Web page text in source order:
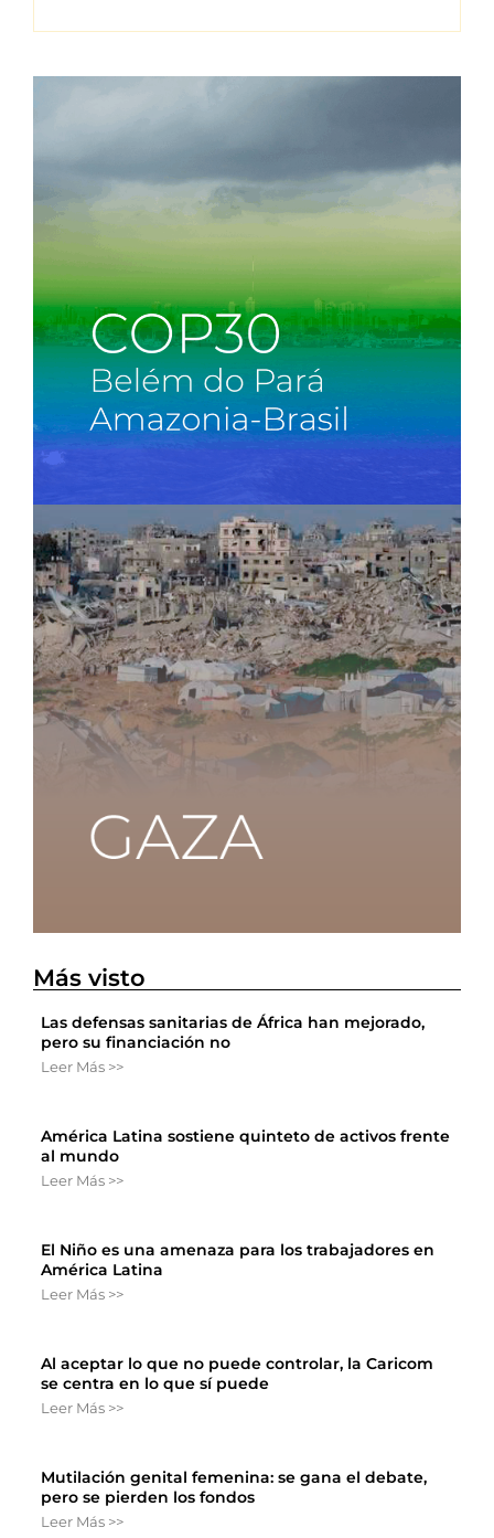
Más visto
Las defensas sanitarias de África han mejorado,
pero su financiación no
Leer Más >>
América Latina sostiene quinteto de activos frente
al mundo
Leer Más >>
El Niño es una amenaza para los trabajadores en
América Latina
Leer Más >>
Al aceptar lo que no puede controlar, la Caricom
se centra en lo que sí puede
Leer Más >>
Mutilación genital femenina: se gana el debate,
pero se pierden los fondos
Leer Más >>